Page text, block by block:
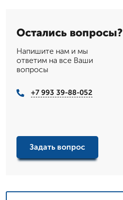
Остались вопросы?
Напишите нам и мы
ответим на все Ваши
вопросы
+7 993 39-88-052
Задать вопрос